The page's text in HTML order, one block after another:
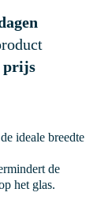
prijs
ideale breedte
de
het glas.